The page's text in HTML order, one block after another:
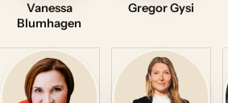
Vanessa
Blumhagen
Gregor Gysi